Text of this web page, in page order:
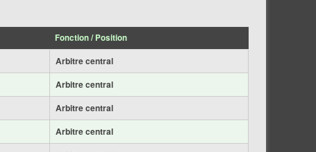
Fonction / Position
Arbitre central
Arbitre central
Arbitre central
Arbitre central